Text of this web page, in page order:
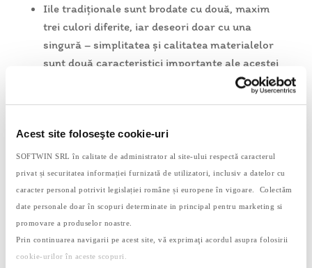
Acest site foloseşte cookie-uri
SOFTWIN SRL în calitate de administrator al site-ului respectă caracterul
privat și securitatea informației furnizată de utilizatori, inclusiv a datelor cu
caracter personal potrivit legislației române și europene în vigoare. Colectăm
date personale doar în scopuri determinate in principal pentru marketing si
promovare a produselor noastre.
Prin continuarea navigarii pe acest site, vă exprimaţi acordul asupra folosirii
cookie-urilor în aceste scopuri.
Iile tradiționale sunt brodate cu două, maxim
trei culori diferite, iar deseori doar cu una
singură – simplitatea și calitatea materialelor
sunt două caracteristici importante ale acestei
tunica
Ia tradițională românească a stat la baza
inspirației caselor de design vestimentar
internaționale precum Yves Saint Laurent.
În anii ’70, ia românească a fost purtată de
vedete internaționale precum Brigitte Bardot
sau Sophia Loren.
Arată-i copilului tău pictura La Blouse Roumaine